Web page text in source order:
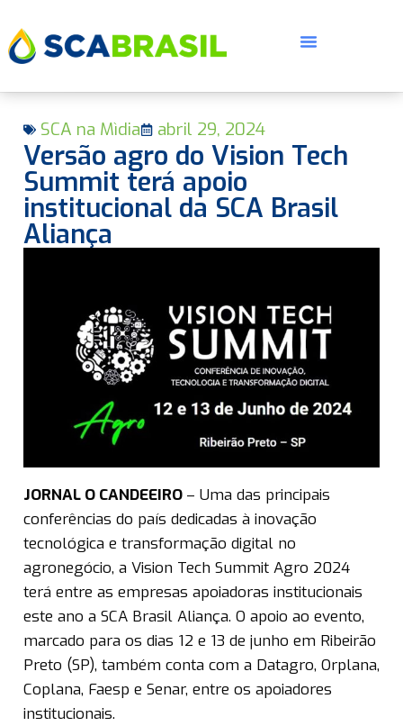
SCA na Mìdia abril 29, 2024
Versão agro do Vision Tech
Summit terá apoio
institucional da SCA Brasil
Aliança
JORNAL O CANDEEIRO – Uma das principais
conferências do país dedicadas à inovação
tecnológica e transformação digital no
agronegócio, a Vision Tech Summit Agro 2024
terá entre as empresas apoiadoras institucionais
este ano a SCA Brasil Aliança. O apoio ao evento,
marcado para os dias 12 e 13 de junho em Ribeirão
Preto (SP), também conta com a Datagro, Orplana,
Coplana, Faesp e Senar, entre os apoiadores
institucionais.